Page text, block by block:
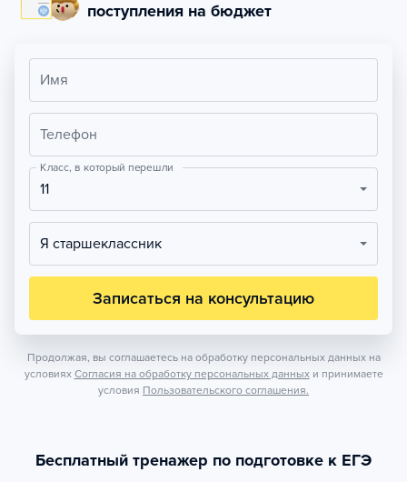
поступления на бюджет
Имя
Телефон
Класс, в который перешли
11
Я старшеклассник
Записаться на консультацию
Продолжая, вы соглашаетесь на обработку персональных данных на
условиях Согласия на обработку персональных данных и принимаете
условия Пользовательского соглашения.
Бесплатный тренажер по подготовке к ЕГЭ